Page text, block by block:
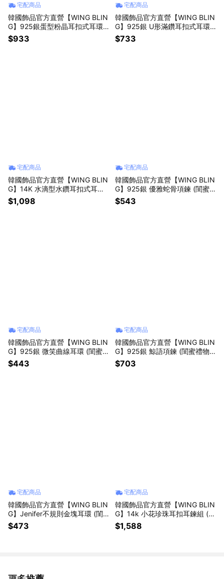
宅配商品
韓國飾品官方直營【WING BLIN
G】925銀蛋型粉晶耳扣式耳環
(閨蜜禮物 | 情人送禮 | 獅子座生
日禮物🎁)
$933
宅配商品
韓國飾品官方直營【WING BLIN
G】925銀 U形滿鑽耳扣式耳環
(閨蜜禮物 | 情人送禮 | 獅子座生
日禮物🎁)
$733
宅配商品
韓國飾品官方直營【WING BLIN
G】14K 水滴型水鑽耳扣式耳環
(閨蜜禮物 | 情人送禮 | 獅子座生
日禮物🎁)
$1,098
宅配商品
韓國飾品官方直營【WING BLIN
G】925銀 優雅蛇骨項鍊 (閨蜜
禮物 | 情人送禮 | 獅子座生日禮
物🎁)
$543
宅配商品
韓國飾品官方直營【WING BLIN
G】925銀 微笑曲線耳環 (閨蜜
禮物 | 情人送禮 | 獅子座生日禮
物🎁)
$443
宅配商品
韓國飾品官方直營【WING BLIN
G】925銀 鯨語項鍊 (閨蜜禮物 |
情人送禮 | 獅子座生日禮物🎁)
$703
宅配商品
韓國飾品官方直營【WING BLIN
G】Jenifer不規則金塊耳環 (閨
蜜禮物 | 情人送禮 | 獅子座生日
禮物🎁)
$473
宅配商品
韓國飾品官方直營【WING BLIN
G】14k 小花珍珠耳扣耳鍊組 (閨
蜜禮物 | 情人送禮 | 獅子座生日
禮物🎁)
$1,588